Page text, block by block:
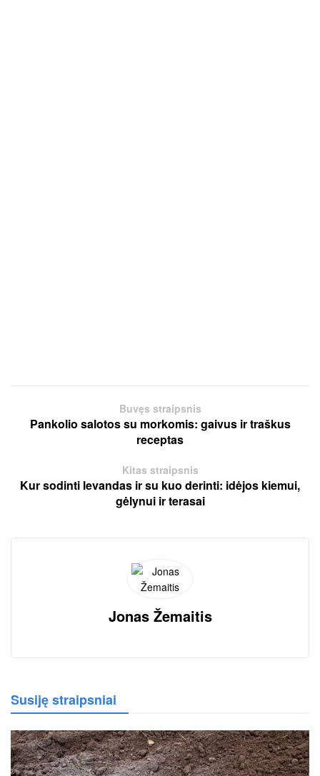
Buvęs straipsnis
Pankolio salotos su morkomis: gaivus ir traškus
receptas
Kitas straipsnis
Kur sodinti levandas ir su kuo derinti: idėjos kiemui,
gėlynui ir terasai
Jonas Žemaitis
Susiję straipsniai